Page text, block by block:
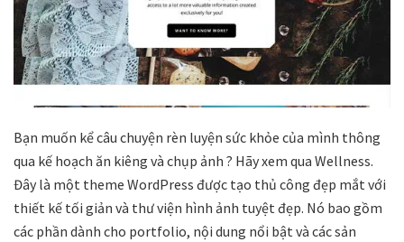
Bạn muốn kể câu chuyện rèn luyện sức khỏe của mình thông
qua kế hoạch ăn kiêng và chụp ảnh ? Hãy xem qua Wellness.
Đây là một theme WordPress được tạo thủ công đẹp mắt với
thiết kế tối giản và thư viện hình ảnh tuyệt đẹp. Nó bao gồm
các phần dành cho portfolio, nội dung nổi bật và các sản